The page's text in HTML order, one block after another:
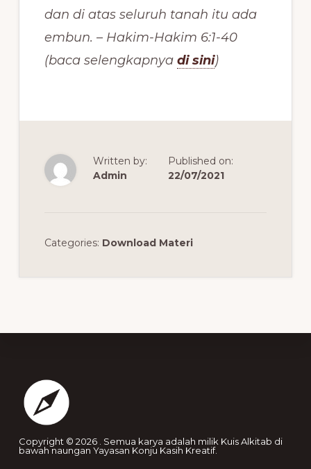
dan di atas seluruh tanah itu ada
embun. – Hakim-Hakim 6:1-40
(baca selengkapnya di sini)
Written by:
Admin
Published on:
22/07/2021
Categories: Download Materi
Copyright © 2026 . Semua karya adalah milik Kuis Alkitab di
bawah naungan Yayasan Konju Kasih Kreatif.